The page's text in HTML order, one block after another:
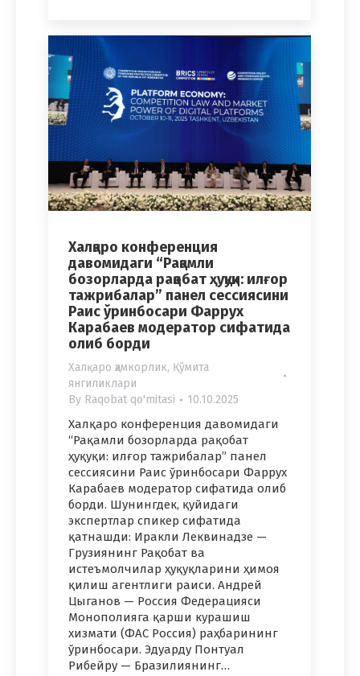
Халқаро конференция
давомидаги “Рақамли
бозорларда рақобат ҳуқуқи: илғор
тажрибалар” панел сессиясини
Раис ўринбосари Фаррух
Карабаев модератор сифатида
олиб борди
Халқаро ҳамкорлик, Қўмита
янгиликлари
By Raqobat qo'mitasi 10.10.2025
Халқаро конференция давомидаги
“Рақамли бозорларда рақобат
ҳуқуқи: илғор тажрибалар” панел
сессиясини Раис ўринбосари Фаррух
Карабаев модератор сифатида олиб
борди. Шунингдек, қуйидаги
экспертлар спикер сифатида
қатнашди: Иракли Леквинадзе —
Грузиянинг Рақобат ва
истеъмолчилар ҳуқуқларини ҳимоя
қилиш агентлиги раиси. Андрей
Цыганов — Россия Федерацияси
Монополияга қарши курашиш
хизмати (ФАС Россия) раҳбарининг
ўринбосари. Эдуарду Понтуал
Рибейру — Бразилиянинг…